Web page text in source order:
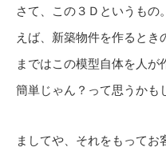
さて、この３Ｄというもの
えば、新築物件を作るとき
まではこの模型自体を人が
簡単じゃん？って思うかも
ましてや、それをもって